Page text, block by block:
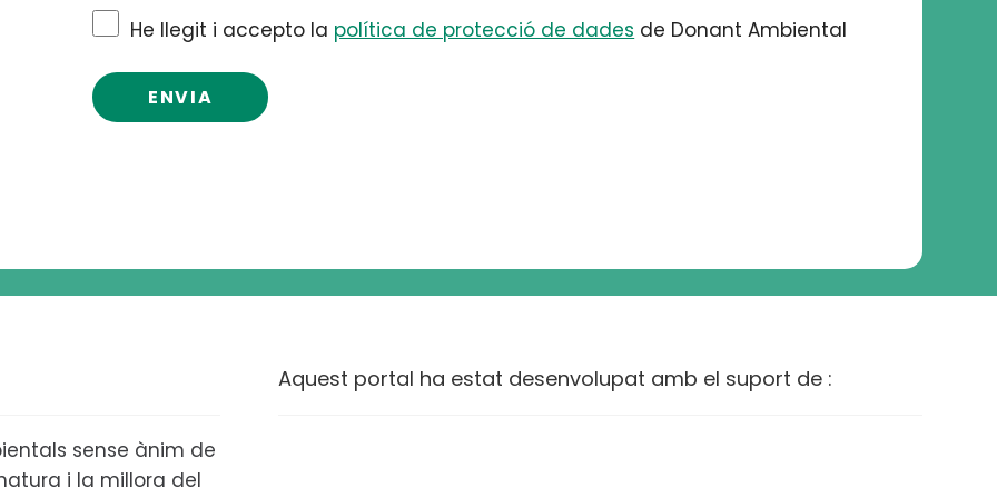
He llegit i accepto la política de protecció de dades de Donant Ambiental
sense ànim de
i la millora del
Aquest portal ha estat desenvolupat amb el suport de :